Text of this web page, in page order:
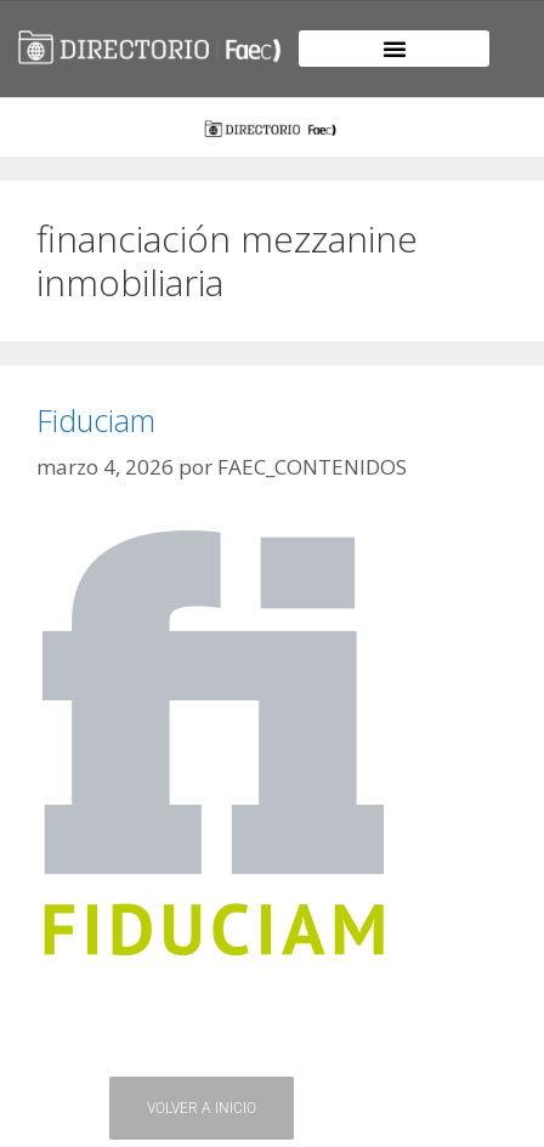
financiación mezzanine
inmobiliaria
Fiduciam
marzo 4, 2026 por FAEC_CONTENIDOS
VOLVER A INICIO